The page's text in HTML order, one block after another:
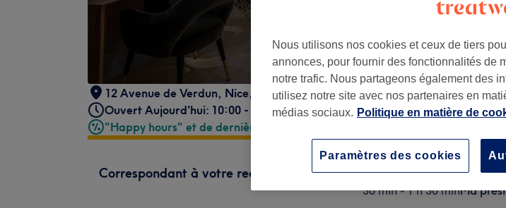
12 Avenue de Verdun, Nice, Nice, 06000
Ouvert Aujourd'hui: 10:00 - 19:30
"Happy hours" et de dernière minute
Correspondant à votre recherche
Massage deep tissue by
30 min - 1 h 30 minMa
Nous utilisons nos cookies et ceux de tiers
annonces, pour fournir des fonctionnalités de
notre trafic. Nous partageons également des
utilisez notre site avec nos partenaires en
médias sociaux. Politique en matière de
Paramètres des cookies